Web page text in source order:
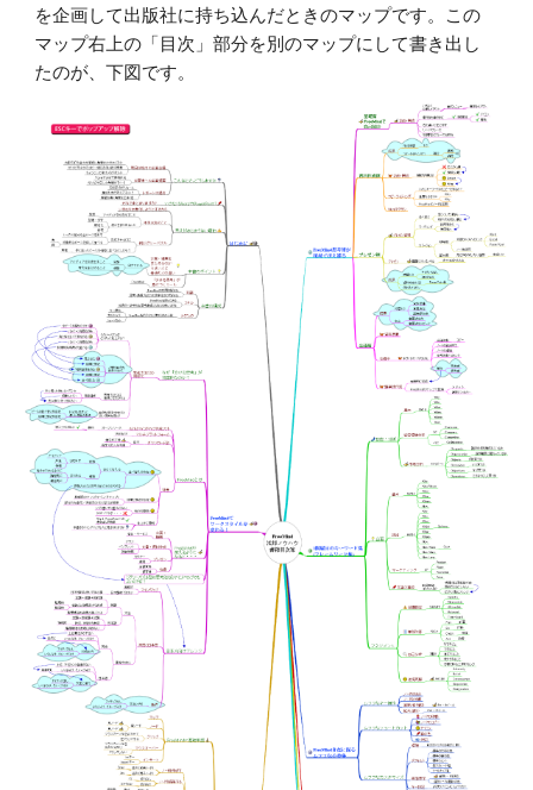
を企画して出版社に持ち込んだときのマップです。この
マップ右上の「目次」部分を別のマップにして書き出し
たのが、下図です。